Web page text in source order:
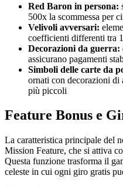
Red Baron in persona:
500x la scommessa per
Velivoli avversari:
coefficienti differenti tra
Decorazioni da guerra:
assicurano pagamenti
Simboli delle carte da
ornati con decorazioni di
più piccoli
Feature Bonus e
La caratteristica principale del
Mission Feature, che si attiva
Questa funzione trasforma il
celeste in cui ogni giro gratis